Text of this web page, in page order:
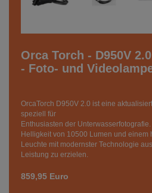
Orca Torch - D950V
- Foto- und
OrcaTorch D950V 2.0 ist eine
speziell für
Enthusiasten der
Helligkeit von 10500 Lumen und einem
Leuchte mit modernster Technologie
Leistung zu erzielen.
859,95 Euro